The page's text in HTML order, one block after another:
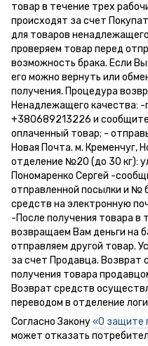
товар в течение трех
происходят за счет
для товаров
проверяем товар перед
возможность брака. Если
его можно вернуть или
получения. Процедура
Ненадлежащего качества: -
+380689213226 и
оплаченный товар; -
Новая Почта. м. Кременчуг,
отделение №20 (до 30 кг):
Пономаренко Сергей -
отправленной посылки и №
средств на электронную
-После получения товара в
возвращаем Вам деньги на
отправляем другой товар.
за счет Продавца. Возврат
получения товара
Возврат средств
переводом в отделение
Согласно Закону«О защите
может отказать